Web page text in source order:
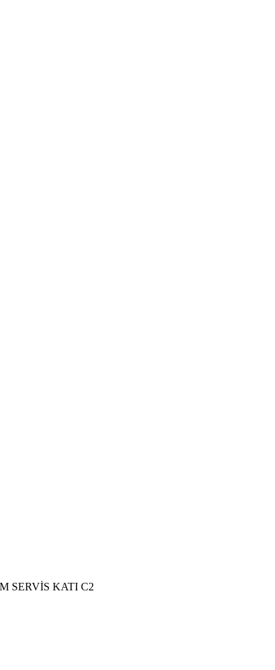
SERVİS KATI C2